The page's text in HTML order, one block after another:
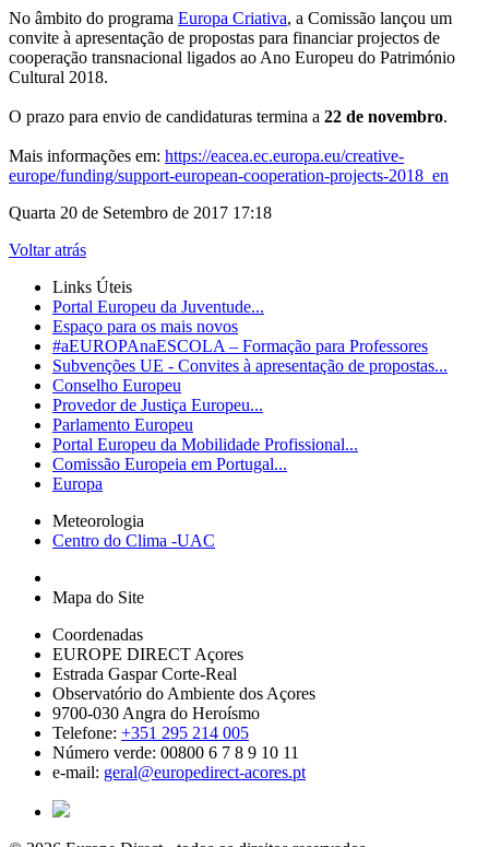
No âmbito do programa Europa Criativa, a Comissão lançou um
convite à apresentação de propostas para financiar projectos de
cooperação transnacional ligados ao Ano Europeu do Património
Cultural 2018.
O prazo para envio de candidaturas termina a 22 de novembro.
Mais informações em: https://eacea.ec.europa.eu/creative-
europe/funding/support-european-cooperation-projects-2018_en
Quarta 20 de Setembro de 2017 17:18
Voltar atrás
Links Úteis
Portal Europeu da Juventude...
Espaço para os mais novos
#aEUROPAnaESCOLA – Formação para Professores
Subvenções UE - Convites à apresentação de propostas...
Conselho Europeu
Provedor de Justiça Europeu...
Parlamento Europeu
Portal Europeu da Mobilidade Profissional...
Comissão Europeia em Portugal...
Europa
Meteorologia
Centro do Clima -UAC
Mapa do Site
Coordenadas
EUROPE DIRECT Açores
Estrada Gaspar Corte-Real
Observatório do Ambiente dos Açores
9700-030 Angra do Heroísmo
Telefone: +351 295 214 005
Número verde: 00800 6 7 8 9 10 11
e-mail: geral@europedirect-acores.pt